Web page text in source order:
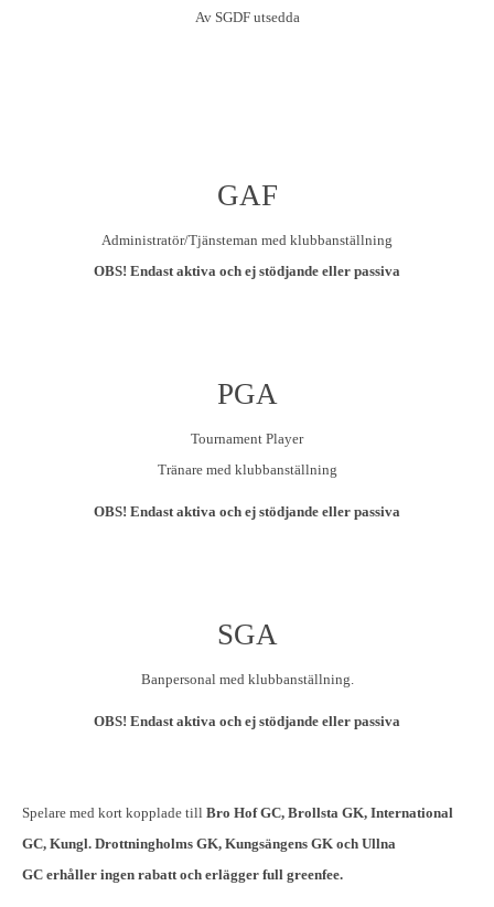
Av SGDF utsedda
GAF
Administratör/Tjänsteman med klubbanställning
OBS! Endast aktiva och ej stödjande eller passiva
PGA
Tournament Player
Tränare med klubbanställning
OBS! Endast aktiva och ej stödjande eller passiva
SGA
Banpersonal med klubbanställning.
OBS! Endast aktiva och ej stödjande eller passiva
Spelare med kort kopplade till Bro Hof GC, Brollsta GK, International
GC, Kungl. Drottningholms GK, Kungsängens GK och Ullna
GC erhåller ingen rabatt och erlägger full greenfee.